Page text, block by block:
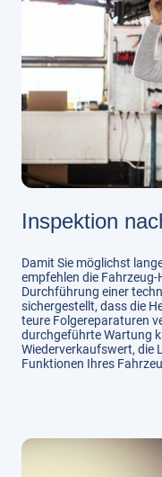
Inspektion
Damit Sie möglichst
empfehlen die
Durchführung einer
sichergestellt, dass die
teure Folgereparaturen
durchgeführte Wartung
Wiederverkaufswert, die
Funktionen Ihres